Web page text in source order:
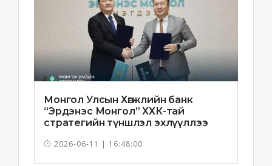
Монгол Улсын Хөгжлийн банк
“Эрдэнэс Монгол” ХХК-тай
стратегийн түншлэл эхлүүллээ
2026-06-11 | 16:48:00